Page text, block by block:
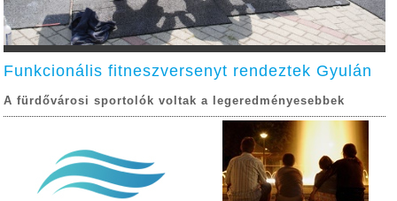
Funkcionális fitneszversenyt rendeztek Gyulán
A fürdővárosi sportolók voltak a legeredményesebbek